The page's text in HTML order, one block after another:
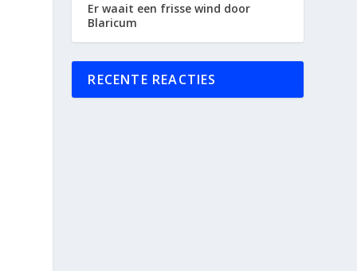
Er waait een frisse wind door
Blaricum
RECENTE REACTIES